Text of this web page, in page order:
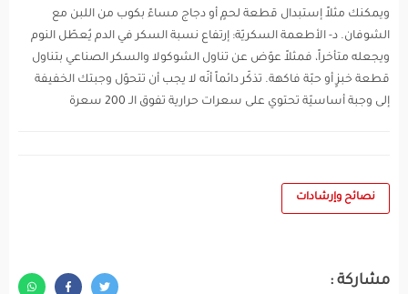
ويمكنك مثلاً إستبدال قطعة لحمٍ أو دجاج مساءً بكوب من اللبن مع
الشوفان. د- الأطعمة السكريّة: إرتفاع نسبة السكر في الدم يُعطّل النوم
ويجعله متأخراً، فمثلاً عوّض عن تناول الشوكولا والسكر الصناعي بتناول
قطعة خبزٍ أو حبّة فاكهة. تذكّر دائماً أنّه لا يجب أن تتحوّل وجبتك الخفيفة
إلى وجبة أساسيّة تحتوي على سعرات حرارية تفوق الـ 200 سعرة
نصائح وإرشادات
مشاركة :